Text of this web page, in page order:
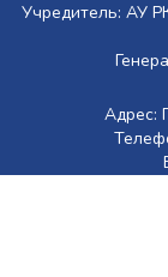
Учредитель: АУ
Адрес: